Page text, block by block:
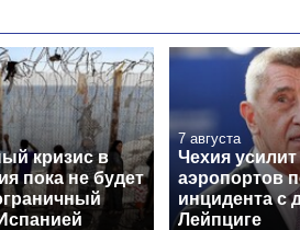
кризис в
пока не будет
7 августа
Чехия
аэропортов
инцидента с
Лейпциге